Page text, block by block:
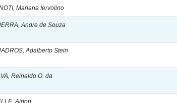
Mariana Iervolino
Andre de Souza
Adalberto Stein
Reinaldo O. da
Airton